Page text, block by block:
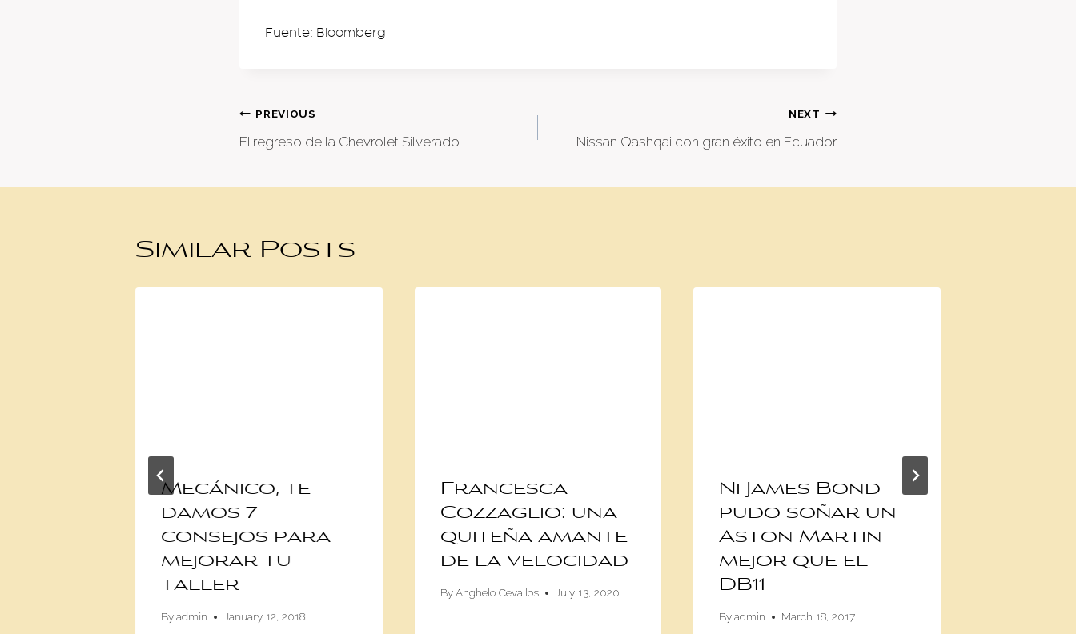
Fuente: Bloomberg
Post
navigation
PREVIOUS
El regreso de la Chevrolet Silverado
NEXT
Nissan Qashqai con gran éxito en Ecuador
Similar Posts
Mecánico, te
damos 7
consejos para
mejorar tu
taller
Byadmin January 12, 2018
Francesca
Cozzaglio: una
quiteña amante
de la velocidad
By Anghelo Cevallos July 13, 2020
Ni James Bond
pudo soñar un
Aston Martin
mejor que el
DB11
By admin March 18, 2017